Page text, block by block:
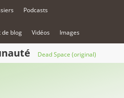
Podcasts
de blog Vidéos Images
Dead Space (original)